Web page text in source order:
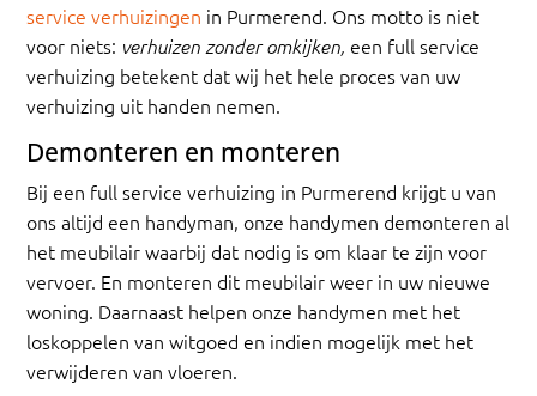
service verhuizingen in Purmerend. Ons motto is niet
voor niets: verhuizen zonder omkijken, een full service
verhuizing betekent dat wij het hele proces van uw
verhuizing uit handen nemen.
Demonteren en monteren
Bij een full service verhuizing in Purmerend krijgt u van
ons altijd een handyman, onze handymen demonteren al
het meubilair waarbij dat nodig is om klaar te zijn voor
vervoer. En monteren dit meubilair weer in uw nieuwe
woning. Daarnaast helpen onze handymen met het
loskoppelen van witgoed en indien mogelijk met het
verwijderen van vloeren.